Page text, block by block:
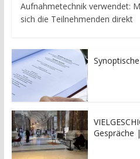
Aufnahmetechnik verwendet:
sich die Teilnehmenden direkt
Gespräche